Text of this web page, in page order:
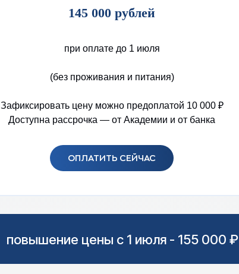
145 000 рублей
при оплате до 1 июля
(без проживания и питания)
Зафиксировать цену можно предоплатой 10 000 ₽
Доступна рассрочка — от Академии и от банка
ОПЛАТИТЬ СЕЙЧАС
повышение цены с 1 июля - 155 000 ₽